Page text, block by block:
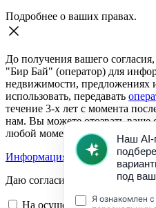
Подробнее о ваших правах.
До получения вашего
"Бир Бай" (оператор) для
недвижимости, предложениях
использовать, передавать
течение 3-х лет с момента
нам. Вы можете отозвать ваше
любой момент.
Информация о согласии на
Даю согласие:
На осуществление